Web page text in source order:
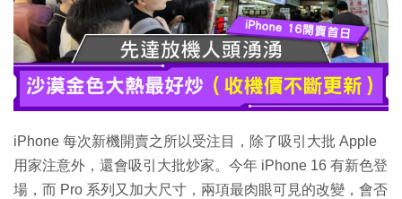
iPhone 每次新機開賣之所以受注目，除了吸引大批 Apple
用家注意外，還會吸引大批炒家。今年 iPhone 16 有新色登
場，而 Pro 系列又加大尺寸，兩項最肉眼可見的改變，會否